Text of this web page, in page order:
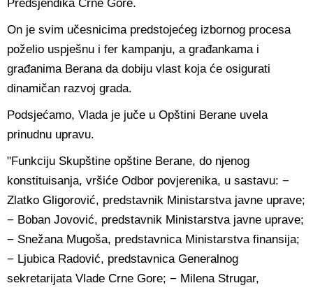
Predsjendika Crne Gore.
On je svim učesnicima predstojećeg izbornog procesa
poželio uspješnu i fer kampanju, a građankama i
građanima Berana da dobiju vlast koja će osigurati
dinamičan razvoj grada.
Podsjećamo, Vlada je juče u Opštini Berane uvela
prinudnu upravu.
"Funkciju Skupštine opštine Berane, do njenog
konstituisanja, vršiće Odbor povjerenika, u sastavu: −
Zlatko Gligorović, predstavnik Ministarstva javne uprave;
− Boban Jovović, predstavnik Ministarstva javne uprave;
− Snežana Mugoša, predstavnica Ministarstva finansija;
− Ljubica Radović, predstavnica Generalnog
sekretarijata Vlade Crne Gore; − Milena Strugar,